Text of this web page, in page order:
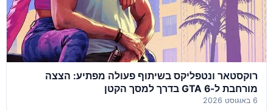
רוקסטאר ונטפליקס בשיתוף פעולה מפתיע: הצצה
מורחבת ל-GTA 6 בדרך למסך הקטן
6 באוגוסט 2026